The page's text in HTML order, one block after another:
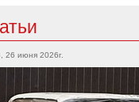
26 июня 2026г.